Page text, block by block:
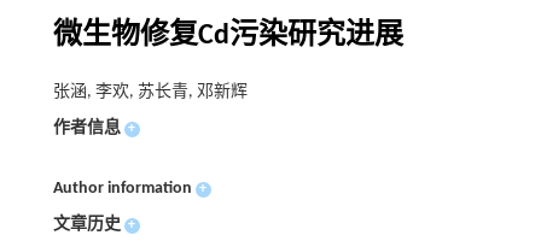
微生物修复Cd污染研究进展
张涵, 李欢, 苏长青, 邓新辉
作者信息 +
Author information +
文章历史 +